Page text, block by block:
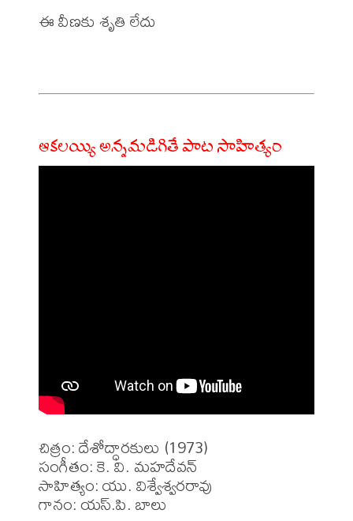
ఈ వీణకు శృతి లేదు
ఆకలయ్యి అన్నమడిగితే పాట సాహిత్యం
చిత్రం: దేశోద్ధారకులు (1973)
సంగీతం: కె. వి. మహదేవన్
సాహిత్యం: యు. విశ్వేశ్వరరావు
గానం: యస్.పి. బాలు